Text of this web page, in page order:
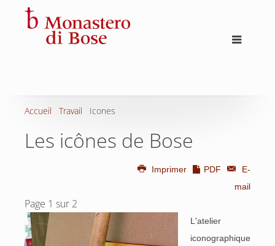
Accueil Travail Icones
Les icônes de Bose
Imprimer PDF
E-
mail
Page 1 sur 2
L'atelier
iconographique